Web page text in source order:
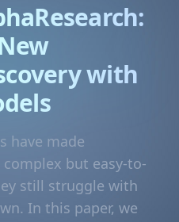
with
have made
but easy-to-
still struggle with
In this paper, we